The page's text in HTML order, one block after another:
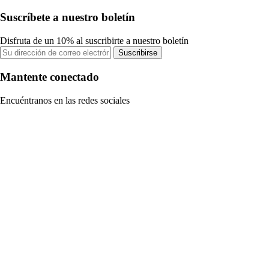
Suscríbete a nuestro boletín
Disfruta de un 10% al suscribirte a nuestro boletín
Suscribirse
Mantente conectado
Encuéntranos en las redes sociales